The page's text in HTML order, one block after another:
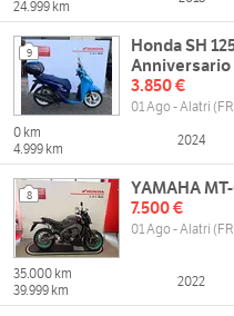
24.999 km
9
Honda SH
Anniversario
3.850 €
01 Ago - Alatri
0 km
4.999 km
2024
8
YAMAHA
7.500 €
01 Ago - Alatri
35.000 km
39.999 km
2022